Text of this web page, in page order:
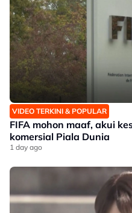
VIDEO TERKINI & POPULAR
FIFA mohon maaf, akui
komersial Piala Dunia
1 day ago